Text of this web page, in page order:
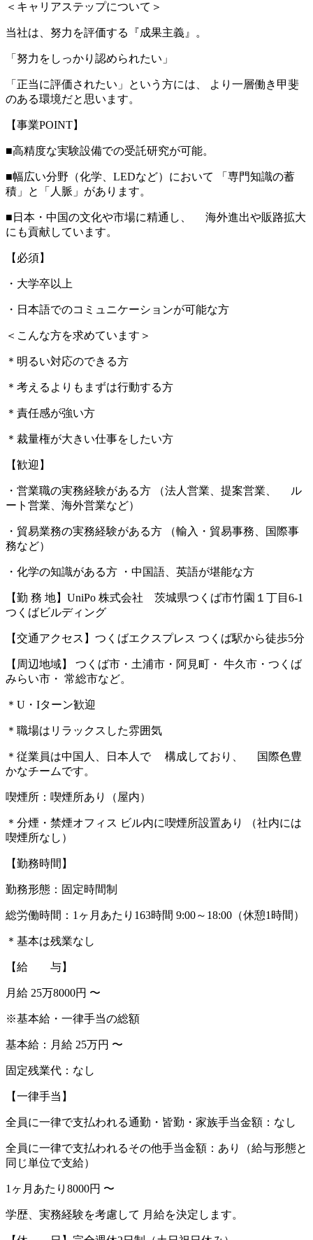
＜キャリアステップについて＞
当社は、努力を評価する『成果主義』。
「努力をしっかり認められたい」
「正当に評価されたい」という方には、 より一層働き甲斐
のある環境だと思います。
【事業POINT】
■高精度な実験設備での受託研究が可能。
■幅広い分野（化学、LEDなど）において 「専門知識の蓄
積」と「人脈」があります。
■日本・中国の文化や市場に精通し、 海外進出や販路拡大
にも貢献しています。
【必須】
・大学卒以上
・日本語でのコミュニケーションが可能な方
＜こんな方を求めています＞
＊明るい対応のできる方
＊考えるよりもまずは行動する方
＊責任感が強い方
＊裁量権が大きい仕事をしたい方
【歓迎】
・営業職の実務経験がある方 （法人営業、提案営業、 ル
ート営業、海外営業など）
・貿易業務の実務経験がある方 （輸入・貿易事務、国際事
務など）
・化学の知識がある方 ・中国語、英語が堪能な方
【勤 務 地】UniPo 株式会社 茨城県つくば市竹園１丁目6-1
つくばビルディング
【交通アクセス】つくばエクスプレス つくば駅から徒歩5分
【周辺地域】 つくば市・土浦市・阿見町・ 牛久市・つくば
みらい市・ 常総市など。
＊U・Iターン歓迎
＊職場はリラックスした雰囲気
＊従業員は中国人、日本人で 構成しており、 国際色豊
かなチームです。
喫煙所：喫煙所あり（屋内）
＊分煙・禁煙オフィス ビル内に喫煙所設置あり （社内には
喫煙所なし）
【勤務時間】
勤務形態：固定時間制
総労働時間：1ヶ月あたり163時間 9:00～18:00（休憩1時間）
＊基本は残業なし
【給 与】
月給 25万8000円 〜
※基本給・一律手当の総額
基本給：月給 25万円 〜
固定残業代：なし
【一律手当】
全員に一律で支払われる通勤・皆勤・家族手当金額：なし
全員に一律で支払われるその他手当金額：あり（給与形態と
同じ単位で支給）
1ヶ月あたり8000円 〜
学歴、実務経験を考慮して 月給を決定します。